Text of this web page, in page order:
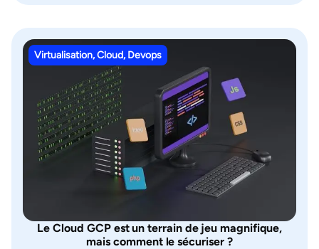
Virtualisation, Cloud, Devops
Le Cloud GCP est un terrain de jeu magnifique,
mais comment le sécuriser ?